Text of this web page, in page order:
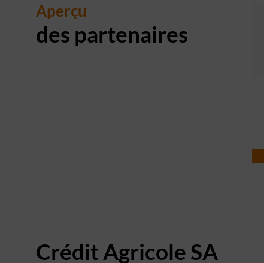
Aperçu
des partenaires
Crédit Agricole SA